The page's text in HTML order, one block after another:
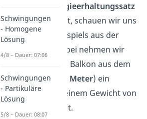
Energieerhaltungssatz
anwendenkannst, schauen wir uns
anhand eines Beispiels aus der
Mechanik an. Dabei nehmen wir
an, dass uns vom Balkon aus dem
dritten Stock (
7,5 Meter) ein
Blumentopf mit einem Gewicht von
herunter fällt.
Schwingungen
- Homogene
Lösung
4/8 – Dauer: 07:06
Schwingungen
- Partikuläre
Lösung
5/8 – Dauer: 08:07